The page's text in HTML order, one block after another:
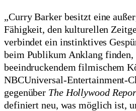
„Curry Barker besitzt eine
Fähigkeit, den kulturellen
verbindet ein instinktives
beim Publikum Anklang
beeindruckendem filmischem
NBCUniversal-Entertainment-
gegenüber The Hollywood
definiert neu, was möglich ist,